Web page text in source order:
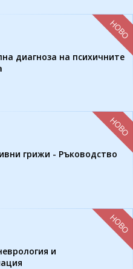
диагноза на психичните
НОВО
грижи - Ръководство
НОВО
и
НОВО